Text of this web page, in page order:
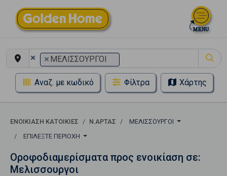
× × ΜΕΛΙΣΣΟΥΡΓΟΙ
Αναζ. με κωδικό Φίλτρα Χάρτης
ΕΝΟΙΚΊΑΣΗ ΚΑΤΟΙΚΊΕΣ Ν.ΑΡΤΑΣ
ΜΕΛΙΣΣΟΥΡΓΟΙ
ΕΠΙΛΈΞΤΕ ΠΕΡΙΟΧΉ
Οροφοδιαμερίσματα προς ενοικίαση σε:
Μελισσουργοι